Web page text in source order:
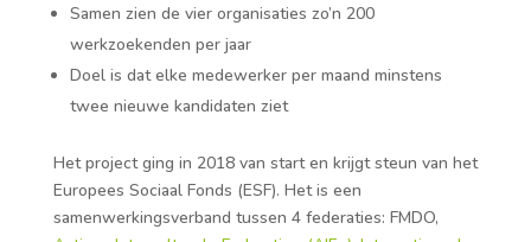
Samen zien de vier organisaties zo’n 200
werkzoekenden per jaar
Doel is dat elke medewerker per maand minstens
twee nieuwe kandidaten ziet
Het project ging in 2018 van start en krijgt steun van het
Europees Sociaal Fonds (ESF). Het is een
samenwerkingsverband tussen 4 federaties: FMDO,